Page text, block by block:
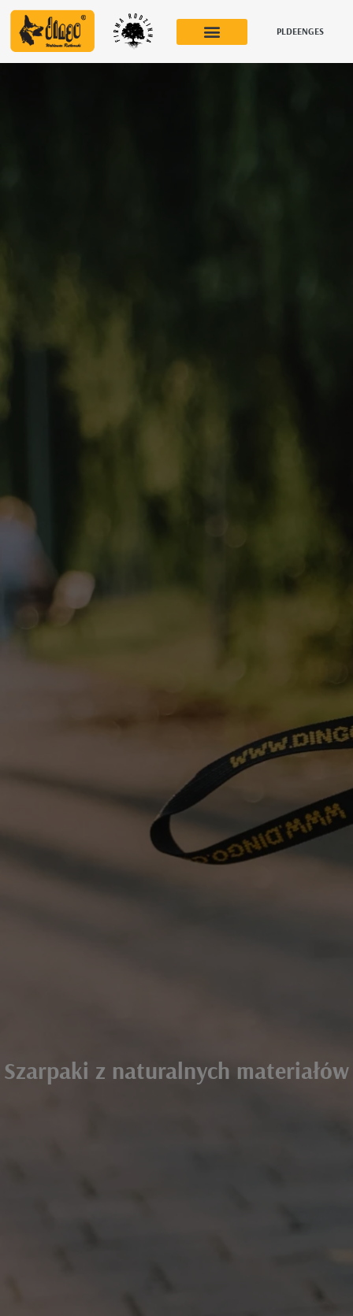
PLDEENGES
Szarpaki z naturalnych materiałów
Szarpaki z naturalnych materiałów